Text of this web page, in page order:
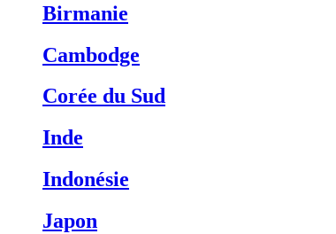
Birmanie
Cambodge
Corée du Sud
Inde
Indonésie
Japon